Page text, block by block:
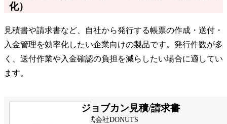
化）
見積書や請求書など、自社から発行する帳票の作成・送付・
入金管理を効率化したい企業向けの製品です。発行件数が多
く、送付作業や入金確認の負担を減らしたい場合に適してい
ます。
ジョブカン見積/請求書
株式会社DONUTS